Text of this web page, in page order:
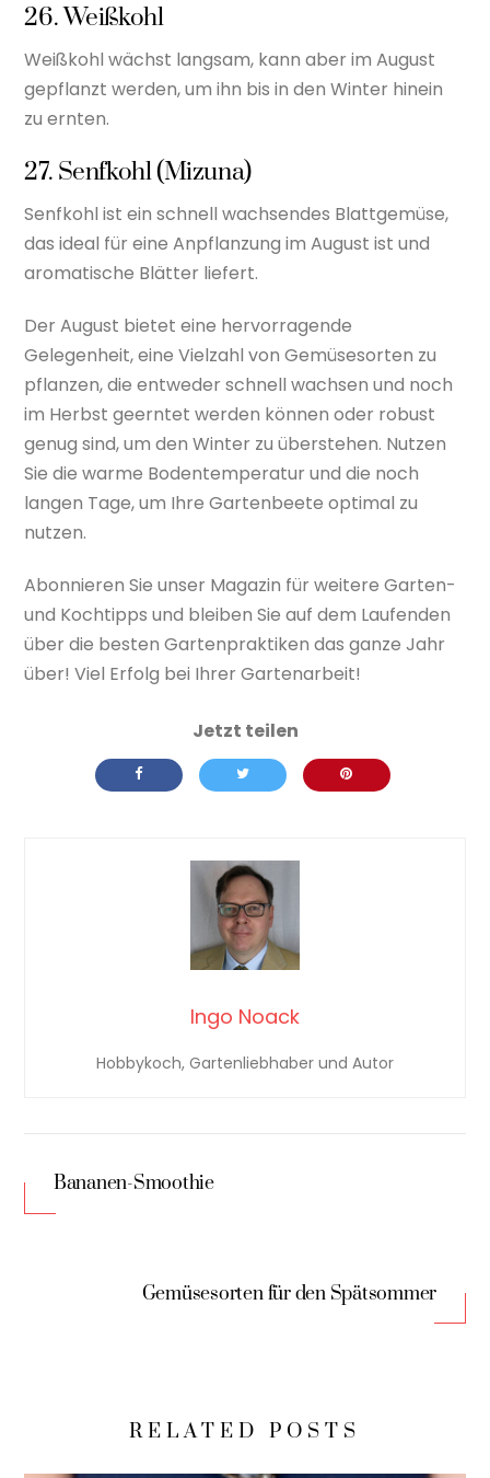
26. Weißkohl
Weißkohl wächst langsam, kann aber im August
gepflanzt werden, um ihn bis in den Winter hinein
zu ernten.
27. Senfkohl (Mizuna)
Senfkohl ist ein schnell wachsendes Blattgemüse,
das ideal für eine Anpflanzung im August ist und
aromatische Blätter liefert.
Der August bietet eine hervorragende
Gelegenheit, eine Vielzahl von Gemüsesorten zu
pflanzen, die entweder schnell wachsen und noch
im Herbst geerntet werden können oder robust
genug sind, um den Winter zu überstehen. Nutzen
Sie die warme Bodentemperatur und die noch
langen Tage, um Ihre Gartenbeete optimal zu
nutzen.
Abonnieren Sie unser Magazin für weitere Garten-
und Kochtipps und bleiben Sie auf dem Laufenden
über die besten Gartenpraktiken das ganze Jahr
über! Viel Erfolg bei Ihrer Gartenarbeit!
Ingo Noack
Hobbykoch, Gartenliebhaber und Autor
Bananen-Smoothie
Gemüsesorten für den Spätsommer
RELATED POSTS